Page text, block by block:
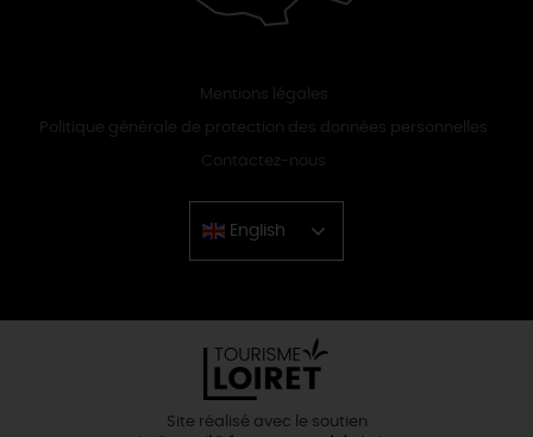
Mentions légales
Politique générale de protection des données personnelles
Contactez-nous
English
Chinese
Site réalisé avec le soutien